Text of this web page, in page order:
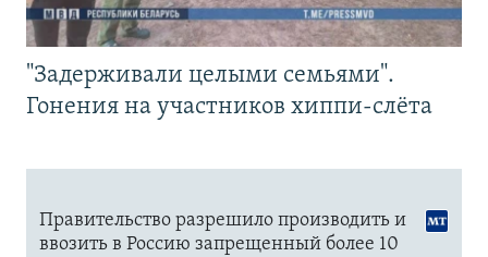
"Задерживали целыми семьями".
Гонения на участников хиппи-слёта